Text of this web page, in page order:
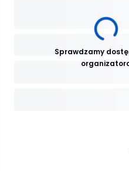
Sprawdzamy